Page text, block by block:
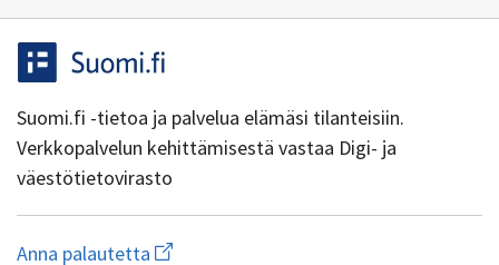
Suomi.fi -tietoa ja palvelua elämäsi tilanteisiin.
Verkkopalvelun kehittämisestä vastaa Digi- ja
väestötietovirasto
Anna palautetta Aloita